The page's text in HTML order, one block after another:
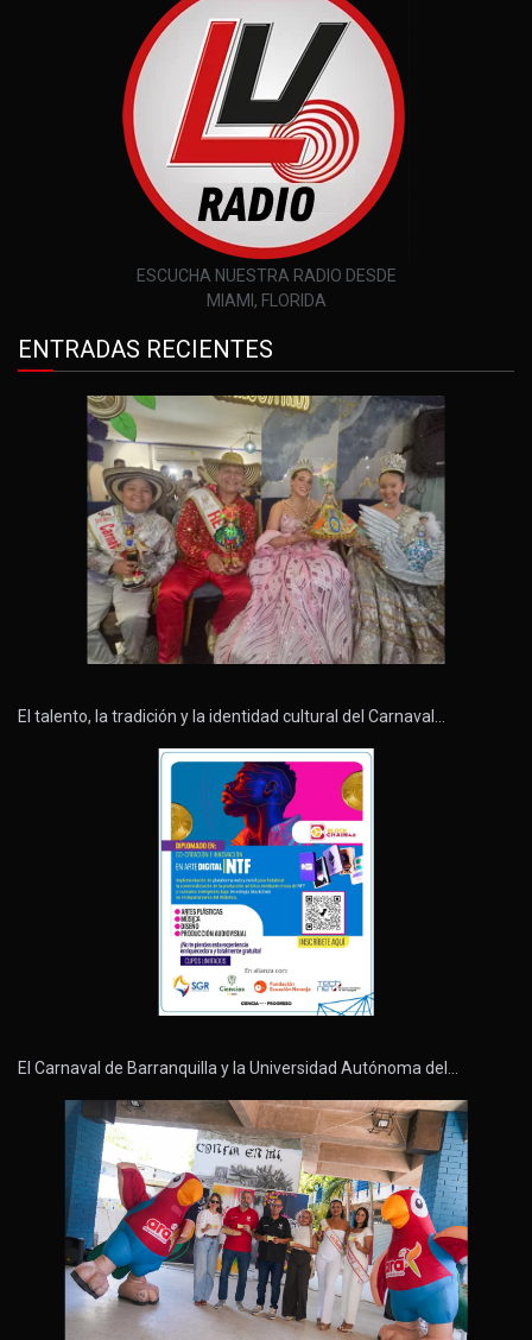
ESCUCHA NUESTRA RADIO DESDE
MIAMI, FLORIDA
ENTRADAS RECIENTES
El talento, la tradición y la identidad cultural del Carnaval…
El Carnaval de Barranquilla y la Universidad Autónoma del…